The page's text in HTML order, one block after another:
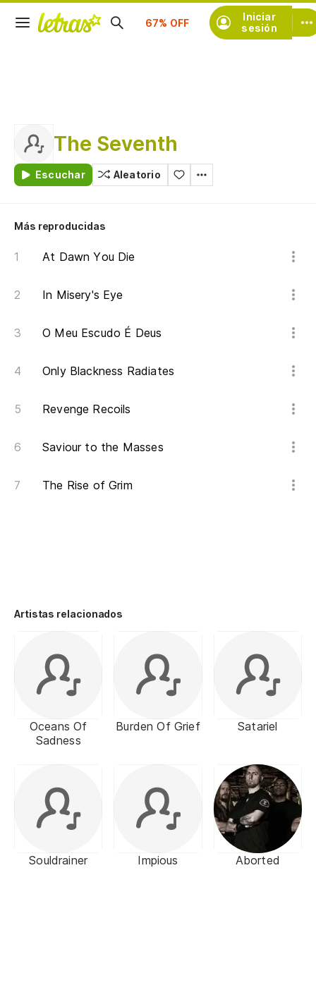
Iniciar
sesión
Suscríbete
The Seventh
Escuchar Aleatorio
Más reproducidas
At Dawn You Die
In Misery's Eye
O Meu Escudo É Deus
Only Blackness Radiates
Revenge Recoils
Saviour to the Masses
The Rise of Grim
Artistas relacionados
Oceans Of
Sadness
Burden Of Grief Satariel
Souldrainer Impious Aborted